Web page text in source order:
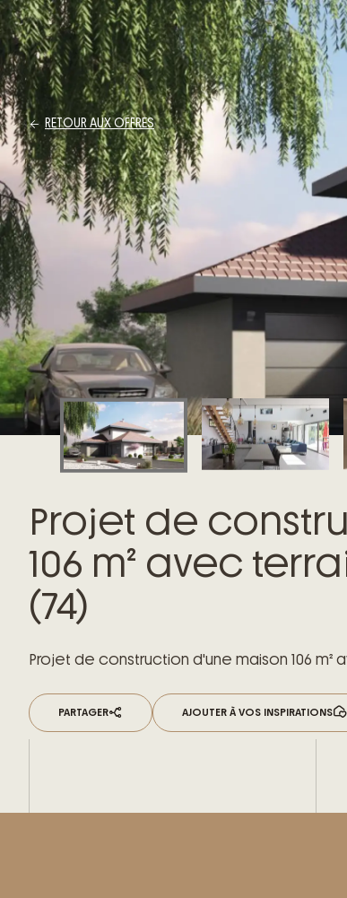
RETOUR AUX OFFRES
Projet de
106 m² avec
(74)
Projet de construction d'une maison 106 m²
PARTAGER AJOUTER À VOS INSPIRATIONS